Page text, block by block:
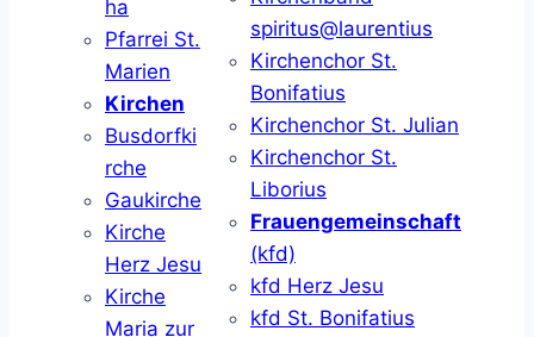
ha
Pfarrei St.
Marien
Kirchen
Busdorfki
rche
Gaukirche
Kirche
Herz Jesu
Kirche
Maria zur
spiritus@laurentius
Kirchenchor St.
Bonifatius
Kirchenchor St. Julian
Kirchenchor St.
Liborius
Frauengemeinschaft
(kfd)
kfd Herz Jesu
kfd St. Bonifatius